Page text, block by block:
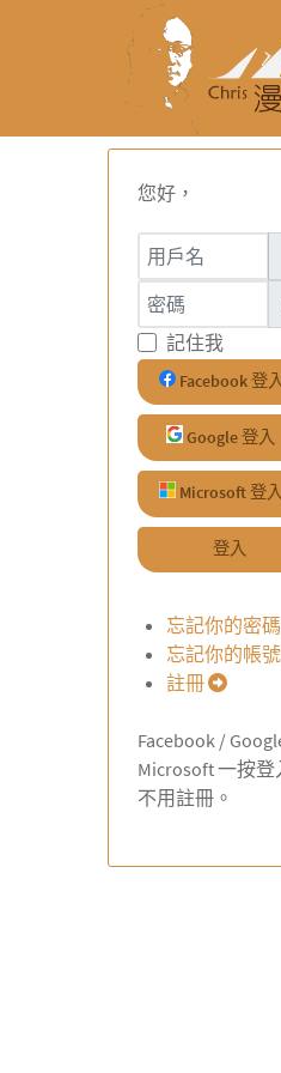
您好，
用戶名
密碼
記住我
Facebook 登
Google 登入
Microsoft 登入
登入
忘記你的密
忘記你的帳
註冊
Facebook /
Microsoft 一按登
不用註冊。